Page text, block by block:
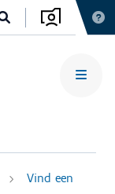
Vind een